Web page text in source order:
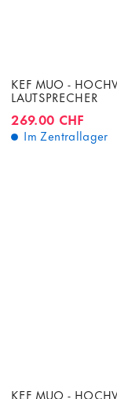
KEF MUO -
LAUTSPRECHER
269.00 CHF
Im Zentrallager
KEF MUO -